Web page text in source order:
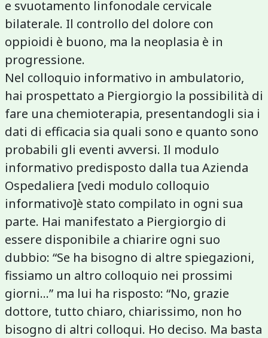
e svuotamento linfonodale cervicale
bilaterale. Il controllo del dolore con
oppioidi è buono, ma la neoplasia è in
progressione.
Nel colloquio informativo in ambulatorio,
hai prospettato a Piergiorgio la possibilità di
fare una chemioterapia, presentandogli sia i
dati di efficacia sia quali sono e quanto sono
probabili gli eventi avversi. Il modulo
informativo predisposto dalla tua Azienda
Ospedaliera [vedi modulo colloquio
informativo]è stato compilato in ogni sua
parte. Hai manifestato a Piergiorgio di
essere disponibile a chiarire ogni suo
dubbio: “Se ha bisogno di altre spiegazioni,
fissiamo un altro colloquio nei prossimi
giorni…” ma lui ha risposto: “No, grazie
dottore, tutto chiaro, chiarissimo, non ho
bisogno di altri colloqui. Ho deciso. Ma basta